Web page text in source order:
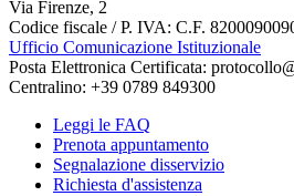
Via Firenze, 2
Codice fiscale / P. IVA: C.F.
Ufficio Comunicazione Istituzionale
Posta Elettronica Certificata:
Centralino: +39 0789 849300
Leggi le FAQ
Prenota appuntamento
Segnalazione disservizio
Richiesta d'assistenza